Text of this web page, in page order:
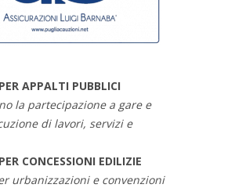
APPALTI PUBBLICI
la partecipazione a gare e
di lavori, servizi e
CONCESSIONI EDILIZIE
urbanizzazioni e convenzioni